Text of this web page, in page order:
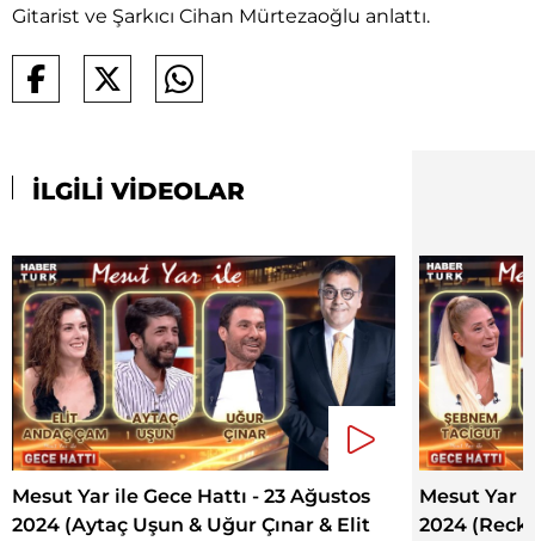
Gitarist ve Şarkıcı Cihan Mürtezaoğlu anlattı.
İLGİLİ VİDEOLAR
Mesut Yar ile Gece Hattı - 23 Ağustos
2024 (Aytaç Uşun & Uğur Çınar & Elit
Mesut Yar
2024